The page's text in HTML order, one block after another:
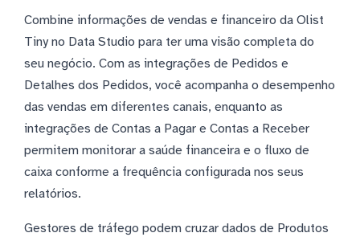
Combine informações de vendas e financeiro da Olist
Tiny no Data Studio para ter uma visão completa do
seu negócio. Com as integrações de Pedidos e
Detalhes dos Pedidos, você acompanha o desempenho
das vendas em diferentes canais, enquanto as
integrações de Contas a Pagar e Contas a Receber
permitem monitorar a saúde financeira e o fluxo de
caixa conforme a frequência configurada nos seus
relatórios.
Gestores de tráfego podem cruzar dados de Produtos